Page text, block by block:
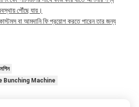
পৌঁছে যায়।
বা আমদানি ফি প্রয়োগ করতে পারেন তার জন্য
Bunching Machine